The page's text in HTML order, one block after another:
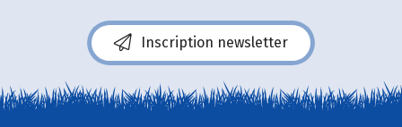
Inscription newsletter